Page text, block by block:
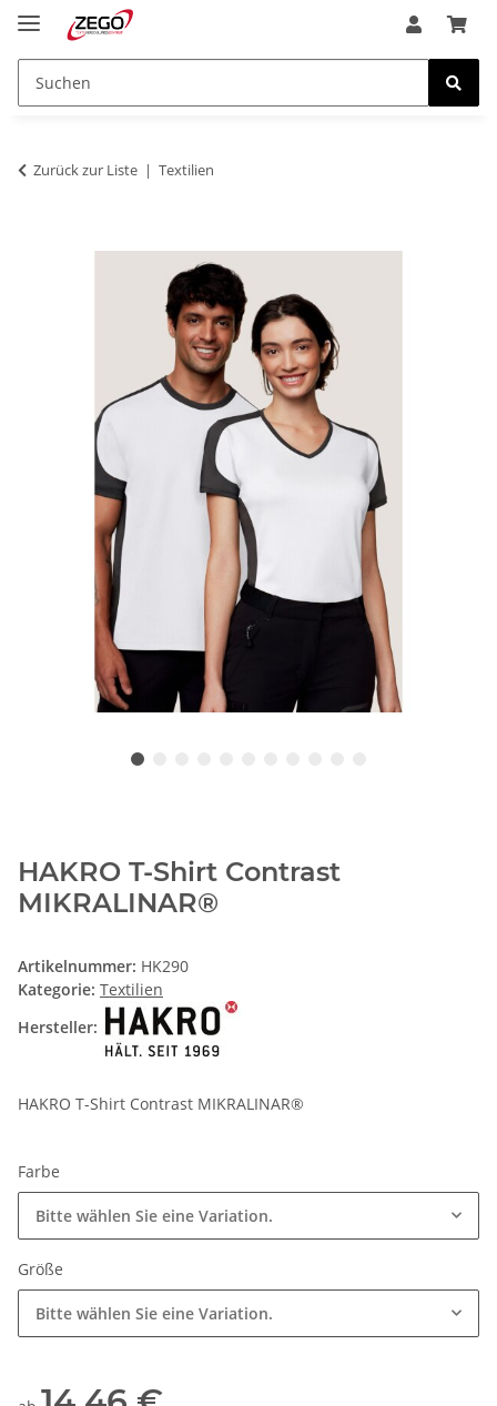
Zurück zur Liste Textilien
HAKRO T-Shirt Contrast
MIKRALINAR®
Artikelnummer: HK290
Kategorie: Textilien
Hersteller:
HAKRO T-Shirt Contrast MIKRALINAR®
Farbe
Bitte wählen Sie eine Variation.
Größe
Bitte wählen Sie eine Variation.